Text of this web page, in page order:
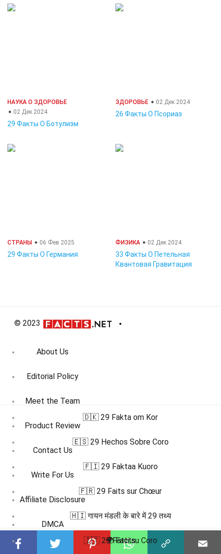
НАУКА О ЗДОРОВЬЕ
02 Дек 2024
29 Факты О Ботулизм
ЗДОРОВЬЕ 02 Дек 2024
26 Факты О Псориаз
СТРАНЫ 06 Фев 2025
29 Факты О Германия
ФИЗИКА 02 Дек 2024
33 Факты О Петельная
Квантовая Гравитация
© 2023
About Us
Editorial Policy
Meet the Team
Product Review
Contact Us
Write For Us
Affiliate Disclosure
DMCA
Terms
🇩🇰 29 Fakta om Kor
🇪🇸 29 Hechos Sobre Coro
🇫🇮 29 Faktaa Kuoro
🇫🇷 29 Faits sur Chœur
🇭🇮 गायन मंडली के बारे में 29 तथ्य
🇮🇹 29 Fatti su Coro
🌍 Facts